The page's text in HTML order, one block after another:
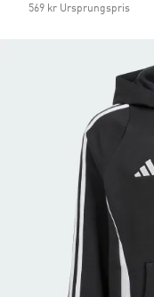
569 kr Ursprungspris